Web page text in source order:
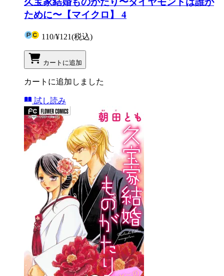
ために〜【マイクロ】 4
110/¥121(税込)
カートに追加
カートに追加しました
試し読み